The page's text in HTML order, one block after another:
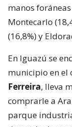
manos
Montecarlo
(16,8%) y
En Iguazú se
municipio en el
Ferreira, lleva
comprarle a
parque